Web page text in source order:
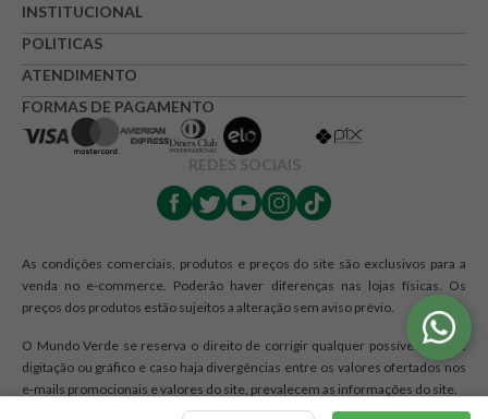
Endereço de e-mail
Escrever avaliação
INSTITUCIONAL
POLITICAS
ATENDIMENTO
FORMAS DE PAGAMENTO
REDES SOCIAIS
As condições comerciais, produtos e preços do site são exclusivos para a
venda no e-commerce. Poderão haver diferenças nas lojas físicas. Os
preços dos produtos estão sujeitos a alteração sem aviso prévio.
O Mundo Verde se reserva o direito de corrigir qualquer possível erro de
digitação ou gráfico e caso haja divergências entre os valores ofertados nos
e-mails promocionais e valores do site, prevalecem as informações do site.